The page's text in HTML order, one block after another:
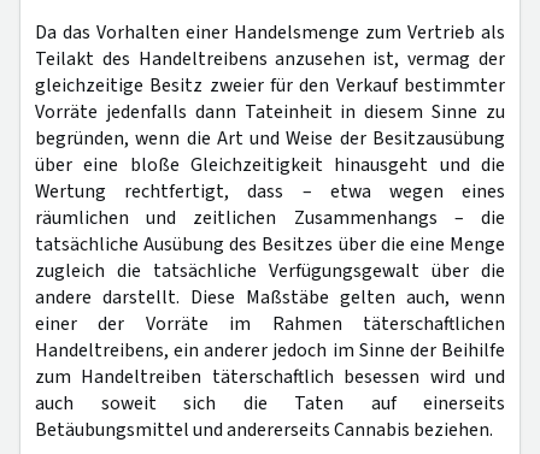
Da das Vorhalten einer Handelsmenge zum Vertrieb als
Teilakt des Handeltreibens anzusehen ist, vermag der
gleichzeitige Besitz zweier für den Verkauf bestimmter
Vorräte jedenfalls dann Tateinheit in diesem Sinne zu
begründen, wenn die Art und Weise der Besitzausübung
über eine bloße Gleichzeitigkeit hinausgeht und die
Wertung rechtfertigt, dass – etwa wegen eines
räumlichen und zeitlichen Zusammenhangs – die
tatsächliche Ausübung des Besitzes über die eine Menge
zugleich die tatsächliche Verfügungsgewalt über die
andere darstellt. Diese Maßstäbe gelten auch, wenn
einer der Vorräte im Rahmen täterschaftlichen
Handeltreibens, ein anderer jedoch im Sinne der Beihilfe
zum Handeltreiben täterschaftlich besessen wird und
auch soweit sich die Taten auf einerseits
Betäubungsmittel und andererseits Cannabis beziehen.